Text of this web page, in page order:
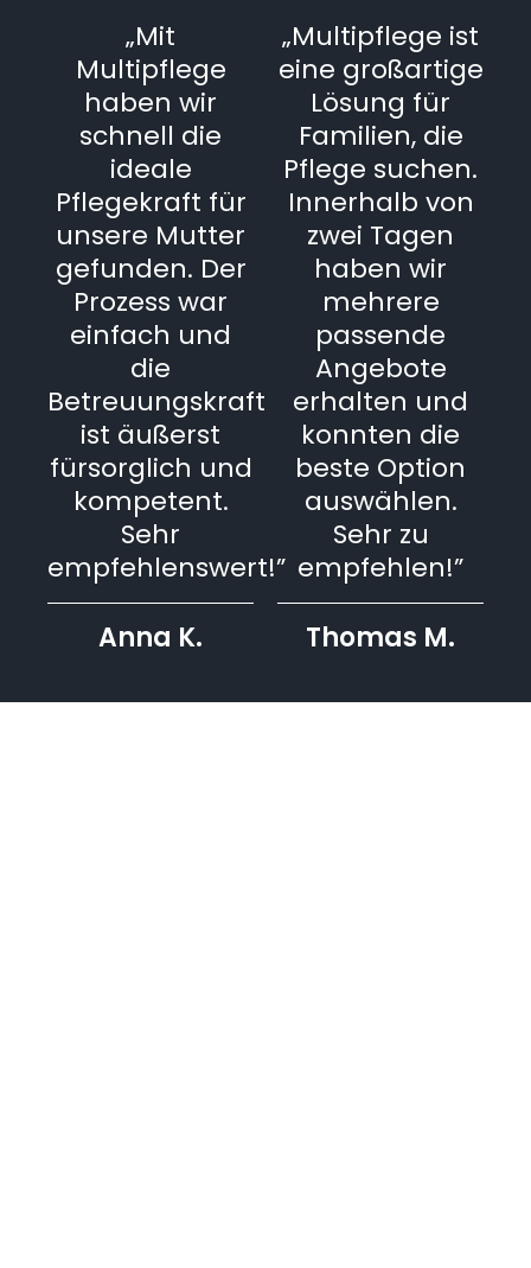
„Mit
Multipflege
haben wir
schnell die
ideale
Pflegekraft für
unsere Mutter
gefunden. Der
Prozess war
einfach und
die
Betreuungskraft
ist äußerst
fürsorglich und
kompetent.
Sehr
empfehlenswert!”
Anna K.
„Multipflege ist
eine großartige
Lösung für
Familien, die
Pflege suchen.
Innerhalb von
zwei Tagen
haben wir
mehrere
passende
Angebote
erhalten und
konnten die
beste Option
auswählen.
Sehr zu
empfehlen!”
Thomas M.